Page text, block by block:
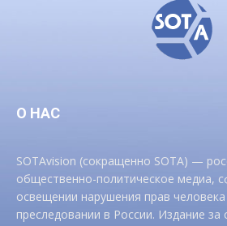
О НАС
SOTAvision (сокращенно SOTA) —
общественно-политическое медиа,
освещении нарушения прав
преследовании в России. Издание за